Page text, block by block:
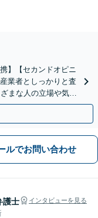
】【セカンドオピニ
業者としっかりと査
まな人の立場や気持
ださい。
ルでお問い合わせ
護士 インタビューを見る